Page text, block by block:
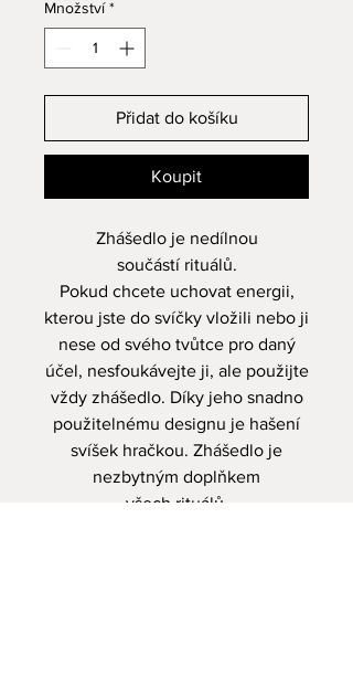
Množství *
Přidat do košíku
Koupit
Zhášedlo je nedílnou
součástí rituálů.
Pokud chcete uchovat energii,
kterou jste do svíčky vložili nebo ji
nese od svého tvůtce pro daný
účel, nesfoukávejte ji, ale použijte
vždy zhášedlo. Díky jeho snadno
použitelnému designu je hašení
svíšek hračkou. Zhášedlo je
nezbytným doplňkem
všech rituálů.